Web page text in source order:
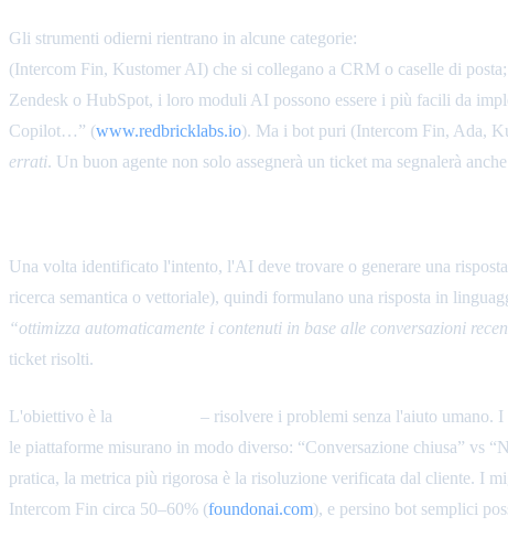
Gli strumenti odierni rientrano in alcune categorie:
(Intercom Fin, Kustomer AI) che si collegano a CRM o caselle di
Zendesk o HubSpot, i loro moduli AI possono essere i più facili da
Copilot…” (www.redbricklabs.io). Ma i bot puri (Intercom Fin, Ada,
errati. Un buon agente non solo assegnerà un ticket ma segnalerà
Una volta identificato l'intento, l'AI deve trovare o generare una
ricerca semantica o vettoriale), quindi formulano una risposta in
“ottimizza automaticamente i contenuti in base alle conversazioni
ticket risolti.
L'obiettivo è la
– risolvere i problemi senza l'aiuto umano.
le piattaforme misurano in modo diverso: “Conversazione chiusa” vs
pratica, la metrica più rigorosa è la risoluzione verificata dal cliente. I
Intercom Fin circa 50–60% (foundonai.com), e persino bot semplici